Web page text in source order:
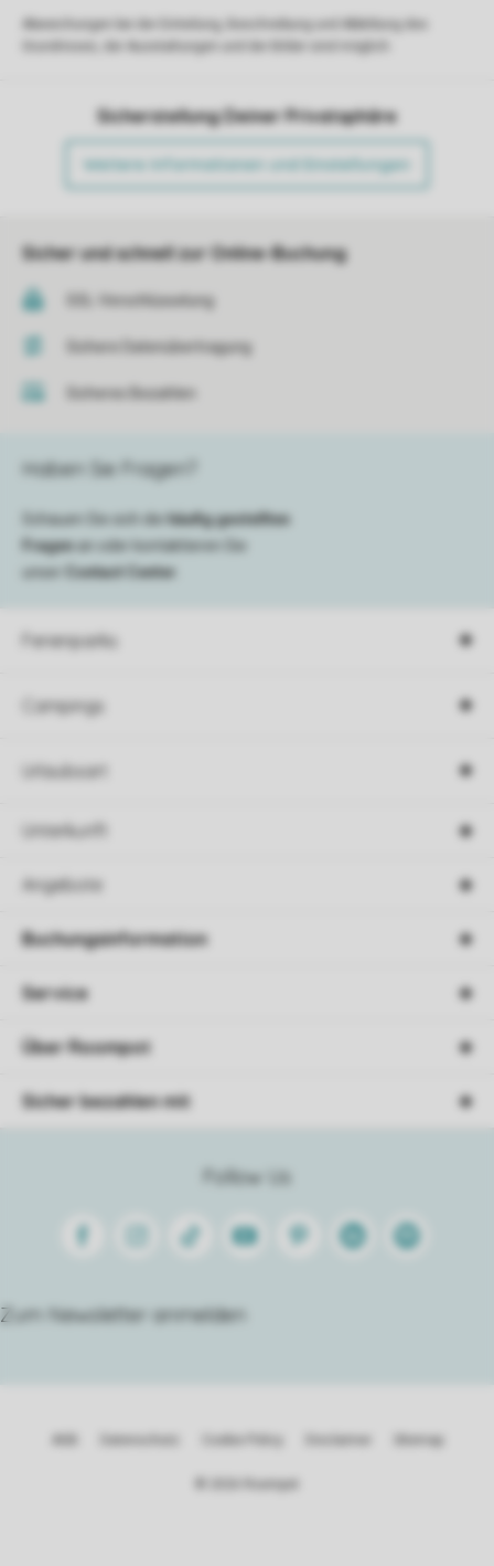
Sicherstellung Deiner Privatsphäre
Weitere Informationen und Einstellungen
Sicher und schnell zur Online-Buchung
SSL-Verschlüsselung
Sichere Datenübertragung
Sicheres Bezahlen
Ferienparks
Campings
Urlaubsart
Unterkunft
Angebote
Haben Sie Fragen?
Schauen Sie sich die
häufig gestellten
Fragen an oder kontaktieren Sie
unser
Contact Center
Follow Us
FacebookInstagram
Tiktok Youtube PinterestLinkedinSpotify
Zum Newsletter anmelden
Buchungsinformation
Service
Über Roompot
Sicher bezahlen mit